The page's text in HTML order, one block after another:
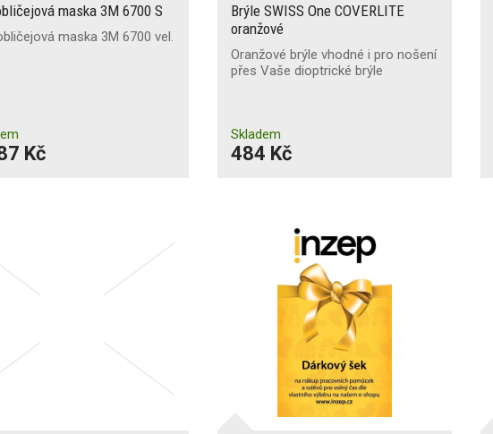
maska 3M 6700 S
maska 3M 6700 vel.
Kč
Brýle SWISS One COVERLITE
oranžové
Oranžové brýle vhodné i pro nošení
přes Vaše dioptrické brýle
Skladem
484 Kč